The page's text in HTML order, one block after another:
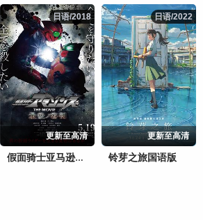
日语/2018
日语/2018
更新至高清
假面骑士亚马逊们剧场版最后的审判
日语/2022
日语/2022
更新至高清
铃芽之旅国语版